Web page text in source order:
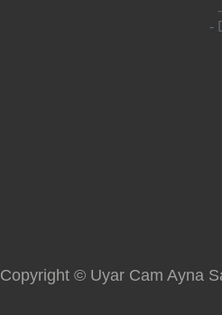
-
Copyright © Uyar Cam Ayna